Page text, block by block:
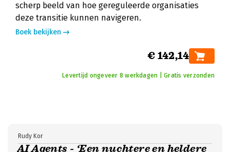
scherp beeld van hoe gereguleerde organisaties
deze transitie kunnen navigeren.
Boek bekijken
€ 142,14
Levertijd ongeveer 8 werkdagen | Gratis verzonden
AI Agents - ‘Een nuchtere en heldere
Rudy Kor